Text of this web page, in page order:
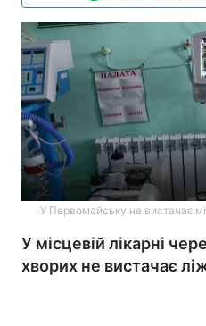
У Первомайську не вистачає
У місцевій лікарні
хворих не вистачає